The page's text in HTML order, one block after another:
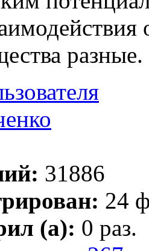
31886
24
(а): 0 раз.